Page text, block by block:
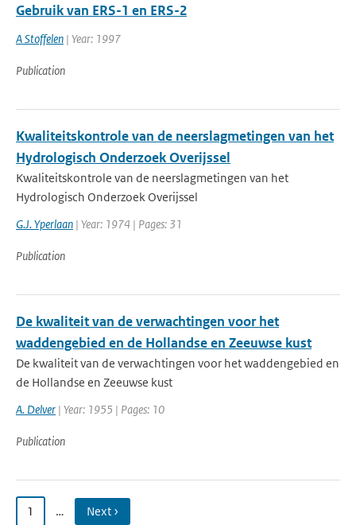
Gebruik van ERS-1 en ERS-2
A Stoffelen | Year: 1997
Publication
Kwaliteitskontrole van de neerslagmetingen van het
Hydrologisch Onderzoek Overijssel
Kwaliteitskontrole van de neerslagmetingen van het
Hydrologisch Onderzoek Overijssel
G.J. Yperlaan | Year: 1974 | Pages: 31
Publication
De kwaliteit van de verwachtingen voor het
waddengebied en de Hollandse en Zeeuwse kust
De kwaliteit van de verwachtingen voor het waddengebied en
de Hollandse en Zeeuwse kust
A. Delver | Year: 1955 | Pages: 10
Publication
1 … Next ›